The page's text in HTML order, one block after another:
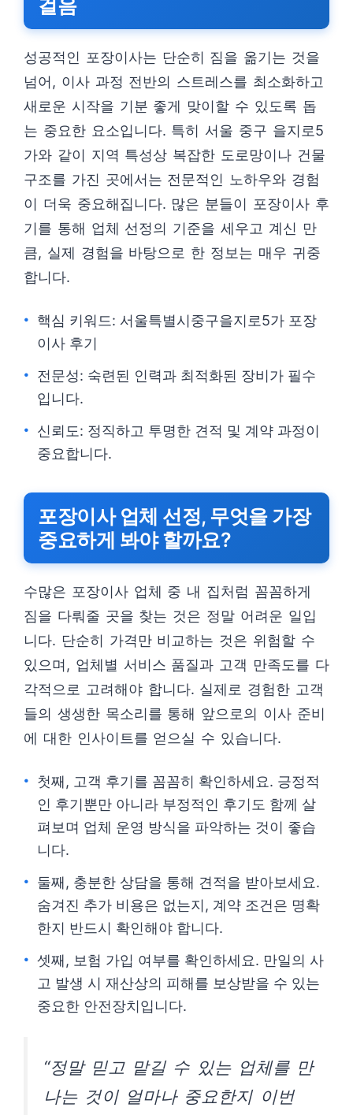
걸음
성공적인 포장이사는 단순히 짐을 옮기는 것을
넘어, 이사 과정 전반의 스트레스를 최소화하고
새로운 시작을 기분 좋게 맞이할 수 있도록 돕
는 중요한 요소입니다. 특히 서울 중구 을지로5
가와 같이 지역 특성상 복잡한 도로망이나 건물
구조를 가진 곳에서는 전문적인 노하우와 경험
이 더욱 중요해집니다. 많은 분들이 포장이사 후
기를 통해 업체 선정의 기준을 세우고 계신 만
큼, 실제 경험을 바탕으로 한 정보는 매우 귀중
합니다.
핵심 키워드: 서울특별시중구을지로5가 포장
이사 후기
전문성: 숙련된 인력과 최적화된 장비가 필수
입니다.
신뢰도: 정직하고 투명한 견적 및 계약 과정이
중요합니다.
포장이사 업체 선정, 무엇을 가장
중요하게 봐야 할까요?
수많은 포장이사 업체 중 내 집처럼 꼼꼼하게
짐을 다뤄줄 곳을 찾는 것은 정말 어려운 일입
니다. 단순히 가격만 비교하는 것은 위험할 수
있으며, 업체별 서비스 품질과 고객 만족도를 다
각적으로 고려해야 합니다. 실제로 경험한 고객
들의 생생한 목소리를 통해 앞으로의 이사 준비
에 대한 인사이트를 얻으실 수 있습니다.
첫째, 고객 후기를 꼼꼼히 확인하세요. 긍정적
인 후기뿐만 아니라 부정적인 후기도 함께 살
펴보며 업체 운영 방식을 파악하는 것이 좋습
니다.
둘째, 충분한 상담을 통해 견적을 받아보세요.
숨겨진 추가 비용은 없는지, 계약 조건은 명확
한지 반드시 확인해야 합니다.
셋째, 보험 가입 여부를 확인하세요. 만일의 사
고 발생 시 재산상의 피해를 보상받을 수 있는
중요한 안전장치입니다.
“정말 믿고 맡길 수 있는 업체를 만
나는 것이 얼마나 중요한지 이번